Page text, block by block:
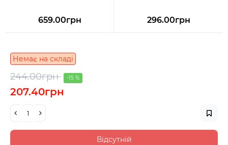
659.00грн 296.00грн
Немає на складі
244.00грн -15 %
207.40грн
Відсутній